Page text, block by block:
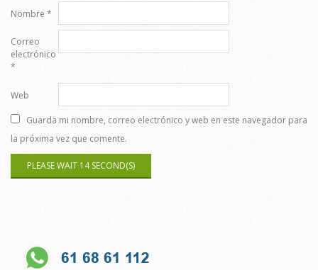
Nombre *
Correo
electrónico
*
Web
Guarda mi nombre, correo electrónico y web en este navegador para
la próxima vez que comente.